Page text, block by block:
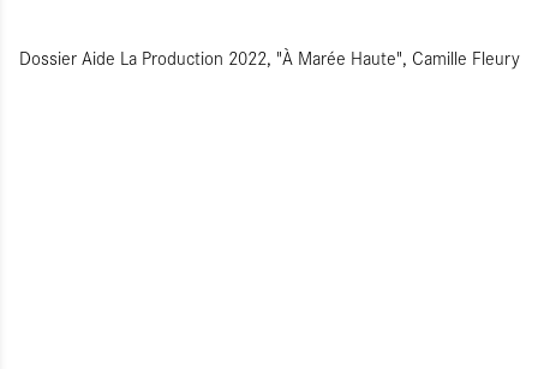
Dossier Aide La Production 2022, "À Marée Haute", Camille Fleury